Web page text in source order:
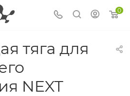
0
тяга для
NEXT